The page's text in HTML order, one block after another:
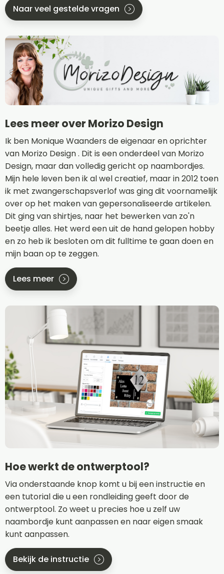
Naar veel gestelde vragen
Lees meer over Morizo Design
Ik ben Monique Waanders de eigenaar en oprichter
van Morizo Design . Dit is een onderdeel van Morizo
Design, maar dan volledig gericht op naambordjes.
Mijn hele leven ben ik al wel creatief, maar in 2012 toen
ik met zwangerschapsverlof was ging dit voornamelijk
over op het maken van gepersonaliseerde artikelen.
Dit ging van shirtjes, naar het bewerken van zo'n
beetje alles. Het werd een uit de hand gelopen hobby
en zo heb ik besloten om dit fulltime te gaan doen en
mijn baan op te zeggen.
Lees meer
Hoe werkt de ontwerptool?
Via onderstaande knop komt u bij een instructie en
een tutorial die u een rondleiding geeft door de
ontwerptool. Zo weet u precies hoe u zelf uw
naambordje kunt aanpassen en naar eigen smaak
kunt aanpassen.
Bekijk de instructie